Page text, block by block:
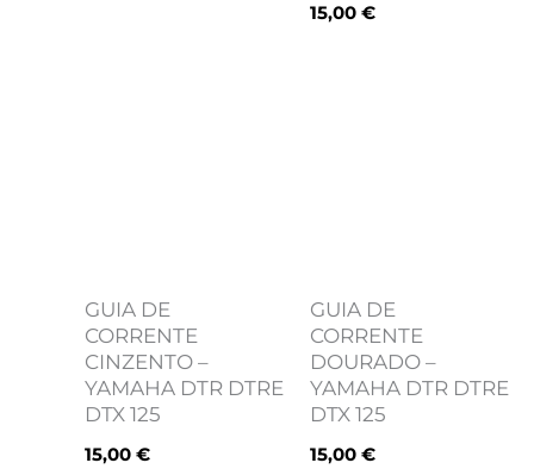
15,00 €
GUIA DE
CORRENTE
CINZENTO –
YAMAHA DTR DTRE
DTX 125
15,00 €
GUIA DE
CORRENTE
DOURADO –
YAMAHA DTR DTRE
DTX 125
15,00 €